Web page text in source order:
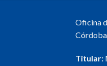
Oficina
Titular: